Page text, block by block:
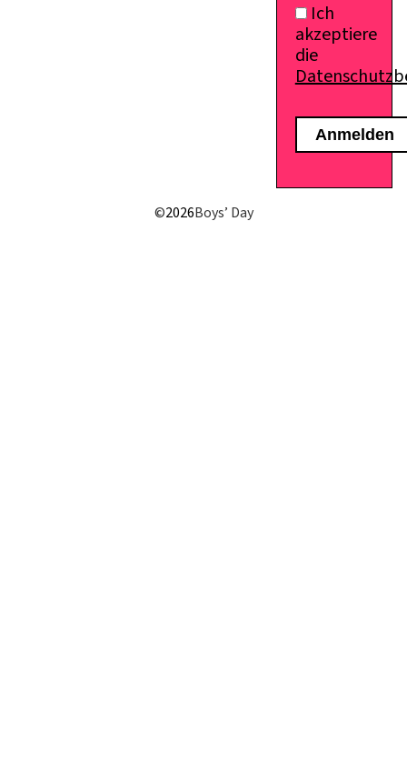
Ich
akzeptiere
die
©2026Boys’ Day